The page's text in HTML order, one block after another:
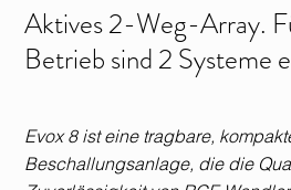
Aktives 2-Weg-Array.
Betrieb sind 2 Systeme
Evox 8 ist eine tragbare,
Beschallungsanlage, die die